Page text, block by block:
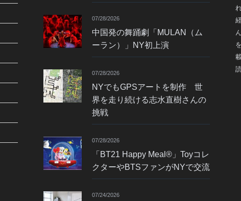
07/28/2026
中国発の舞踊劇「MULAN（ム
ーラン）」NY初上演
07/28/2026
NYでもGPSアートを制作 世
界を走り続ける志水直樹さんの
挑戦
07/28/2026
「BT21 Happy Meal®」Toyコレ
クターやBTSファンがNYで交流
07/24/2026